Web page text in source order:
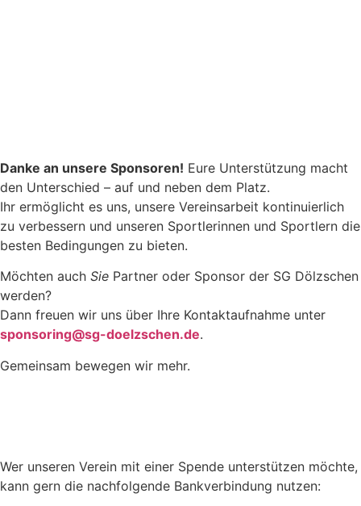
Danke an unsere Sponsoren! Eure Unterstützung macht
den Unterschied – auf und neben dem Platz.
Ihr ermöglicht es uns, unsere Vereinsarbeit kontinuierlich
zu verbessern und unseren Sportlerinnen und Sportlern die
besten Bedingungen zu bieten.
Möchten auch Sie Partner oder Sponsor der SG Dölzschen
werden?
Dann freuen wir uns über Ihre Kontaktaufnahme unter
sponsoring@sg-doelzschen.de.
Gemeinsam bewegen wir mehr.
Wer unseren Verein mit einer Spende unterstützen möchte,
kann gern die nachfolgende Bankverbindung nutzen: